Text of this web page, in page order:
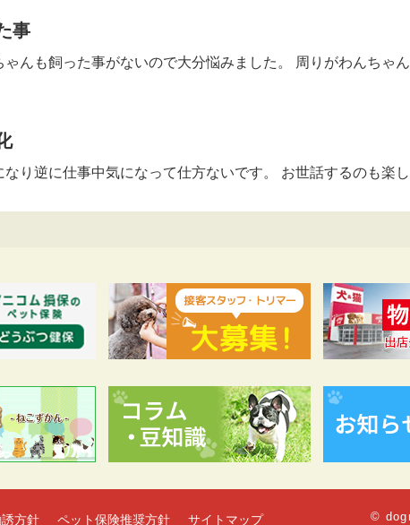
事
んも飼った事がないので大分悩みました。 周りがわんちゃ
り逆に仕事中気になって仕方ないです。 お世話するのも楽
方針 ペット保険推奨方針 サイトマップ ©